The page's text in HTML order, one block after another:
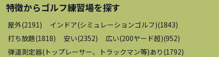
特徴からゴルフ練習場を探す
屋外(2191 ) インドア(シミュレーションゴルフ)(1843)
打ち放題(1818) 安い(2352) 広い(200ヤード超)(952)
弾道測定器(トップレーサー、トラックマン等)あり (1792)